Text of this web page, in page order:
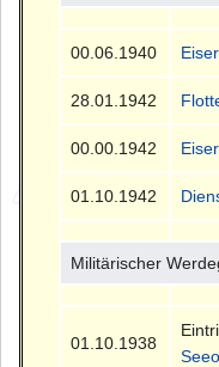
00.06.1940
28.01.1942
00.00.1942
01.10.1942
Militärischer
01.10.1938